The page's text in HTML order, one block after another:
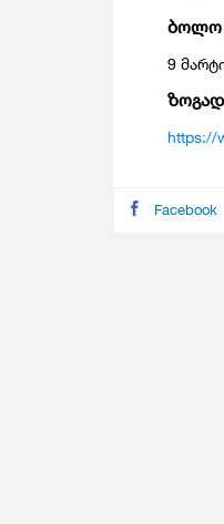
ბოლო
9
https://
Facebook